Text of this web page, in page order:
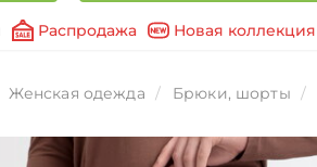
Распродажа Новая коллекция
Женская одежда Брюки, шорты